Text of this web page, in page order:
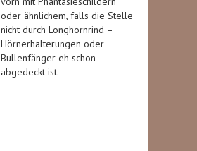
oder ähnlichem, falls die Stelle
nicht durch Longhornrind –
Hörnerhalterungen oder
Bullenfänger eh schon
abgedeckt ist.